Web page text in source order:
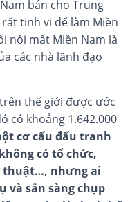
bán cho Trung
tinh vi để làm Miền
nói mất Miền Nam là
các nhà lãnh đạo
thế giới được ước
có khoảng 1.642.000
cơ cấu đấu tranh
có tổ chức,
thuật…, nhưng ai
và sẵn sàng chụp